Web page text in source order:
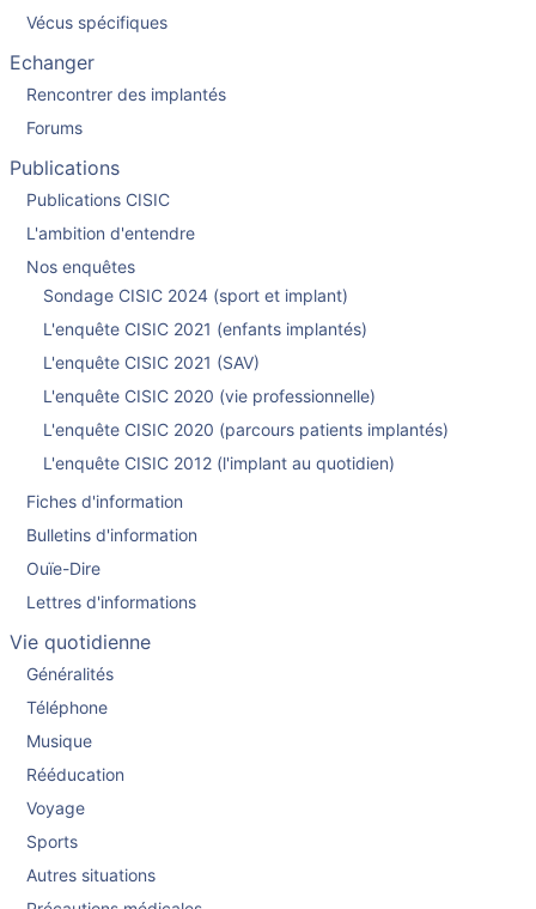
Vécus spécifiques
Echanger
Rencontrer des implantés
Forums
Publications
Publications CISIC
L'ambition d'entendre
Nos enquêtes
Sondage CISIC 2024 (sport et implant)
L'enquête CISIC 2021 (enfants implantés)
L'enquête CISIC 2021 (SAV)
L'enquête CISIC 2020 (vie professionnelle)
L'enquête CISIC 2020 (parcours patients implantés)
L'enquête CISIC 2012 (l'implant au quotidien)
Fiches d'information
Bulletins d'information
Ouïe-Dire
Lettres d'informations
Vie quotidienne
Généralités
Téléphone
Musique
Rééducation
Voyage
Sports
Autres situations